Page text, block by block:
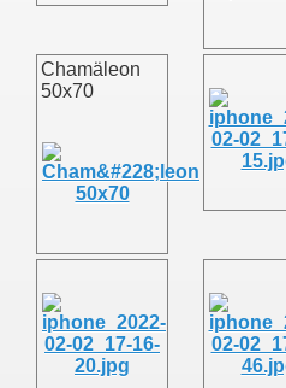
Chamäleon
50x70